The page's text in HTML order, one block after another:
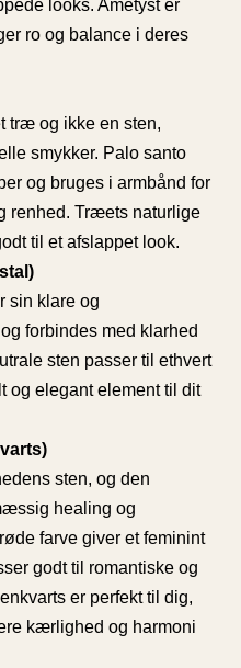
looks. Ametyst er
ro og balance i deres
træ og ikke en sten,
smykker. Palo santo
og bruges i armbånd for
renhed. Træets naturlige
til et afslappet look.
sin klare og
forbindes med klarhed
sten passer til ethvert
og elegant element til dit
sten, og den
healing og
farve giver et feminint
godt til romantiske og
er perfekt til dig,
kærlighed og harmoni